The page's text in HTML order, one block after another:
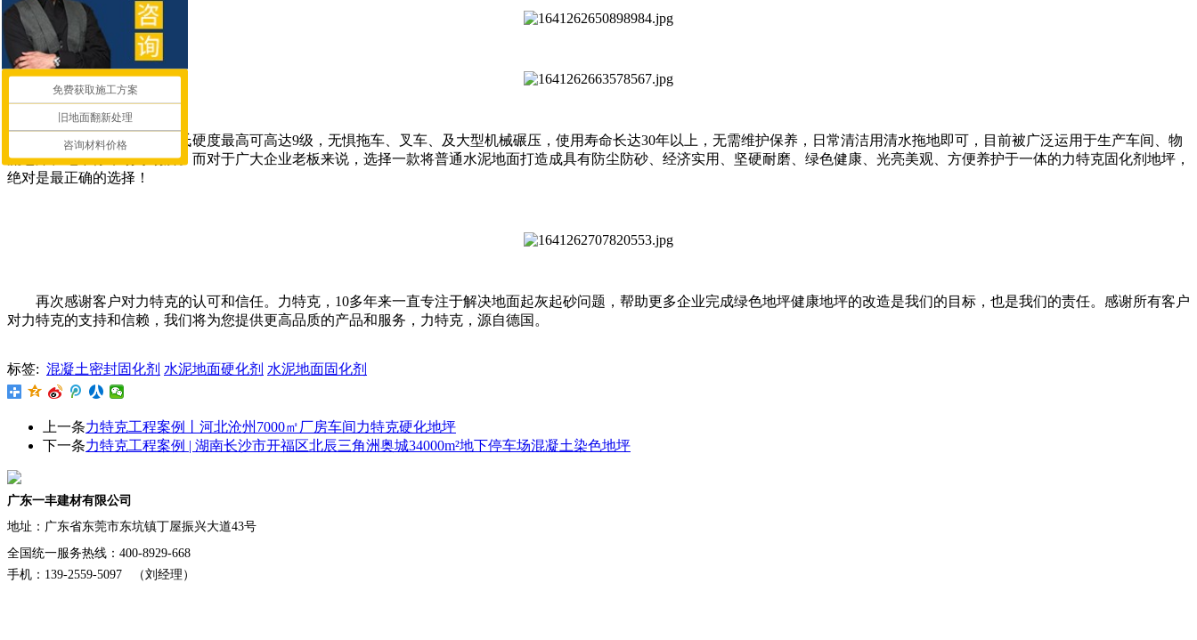
力特克固化剂地坪，莫氏硬度最高可高达9级，无惧拖车、叉车、及大型机械碾压，使用寿命长达30年以上，无需维护保养，日常清洁用清水拖地即可，目前被广泛运用于生产车间、物
流仓库、地下停车场等场所。而对于广大企业老板来说，选择一款将普通水泥地面打造成具有防尘防砂、经济实用、坚硬耐磨、绿色健康、光亮美观、方便养护于一体的力特克固化剂地坪，
绝对是最正确的选择！
再次感谢客户对力特克的认可和信任。力特克，10多年来一直专注于解决地面起灰起砂问题，帮助更多企业完成绿色地坪健康地坪的改造是我们的目标，也是我们的责任。感谢所有客户
对力特克的支持和信赖，我们将为您提供更高品质的产品和服务，力特克，源自德国。
标签: 混凝土密封固化剂 水泥地面硬化剂 水泥地面固化剂
上一条力特克工程案例丨河北沧州7000㎡厂房车间力特克硬化地坪
下一条力特克工程案例 | 湖南长沙市开福区北辰三角洲奥城34000m²地下停车场混凝土染色地坪
广东一丰建材有限公司
地址： 广东省东莞市东坑镇丁屋振兴大道43号
全国统一服务热线：400-8929-668
手机：139-2559-5097 （刘经理）
免费获取施工方案
旧地面翻新处理
咨询材料价格